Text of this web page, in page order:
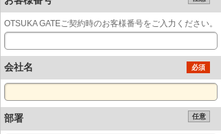
OTSUKA GATEご契約時のお客様番号をご入力ください。
会社名 必須
部署 任意